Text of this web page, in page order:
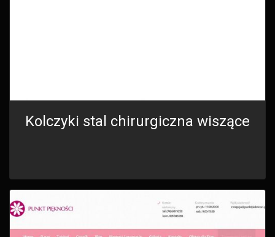
Kolczyki stal chirurgiczna wiszące